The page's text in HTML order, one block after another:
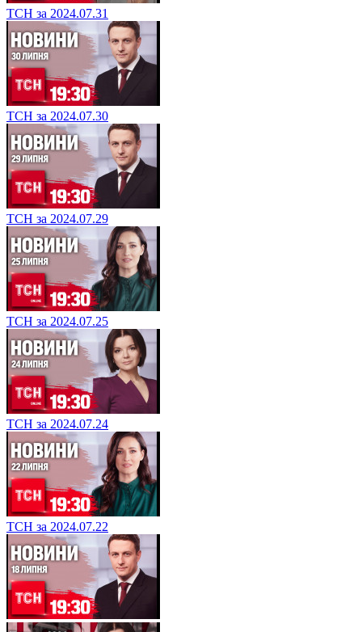
ТСН за 2024.07.31
ТСН за 2024.07.30
ТСН за 2024.07.29
ТСН за 2024.07.25
ТСН за 2024.07.24
ТСН за 2024.07.22